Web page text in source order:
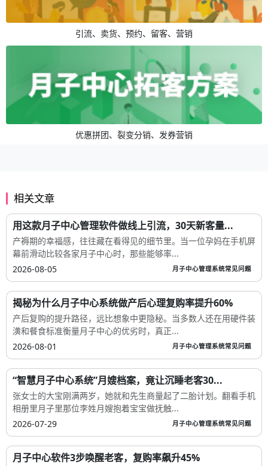
引流、卖货、预约、留客、营销
优惠拼团、裂变分销、发券营销
相关文章
用这款月子中心管理软件做线上引流，30天新客量...
产褥期的幸福感，往往藏在看得见的细节里。当一位孕妈在手机屏
幕前滑动比较各家月子中心时，那些能够率...
2026-08-05
月子中心管理系统常见问题
揭秘为什么月子中心系统做产后心理复购率提升60%
产后复购的提升路径，远比想象中更隐秘。当多数人还在用硬件装
潢和餐食标准衡量月子中心的优劣时，真正...
2026-08-01
月子中心管理系统常见问题
“智慧月子中心系统”月嫂档案，竟让沉睡老客30...
张女士的大宝刚满两岁，她就和先生商量起了二胎计划。翻看手机
相册里月子里那位李姓月嫂抱着宝宝做抚触...
2026-07-29
月子中心管理系统常见问题
月子中心软件3步唤醒老客，复购率飙升45%